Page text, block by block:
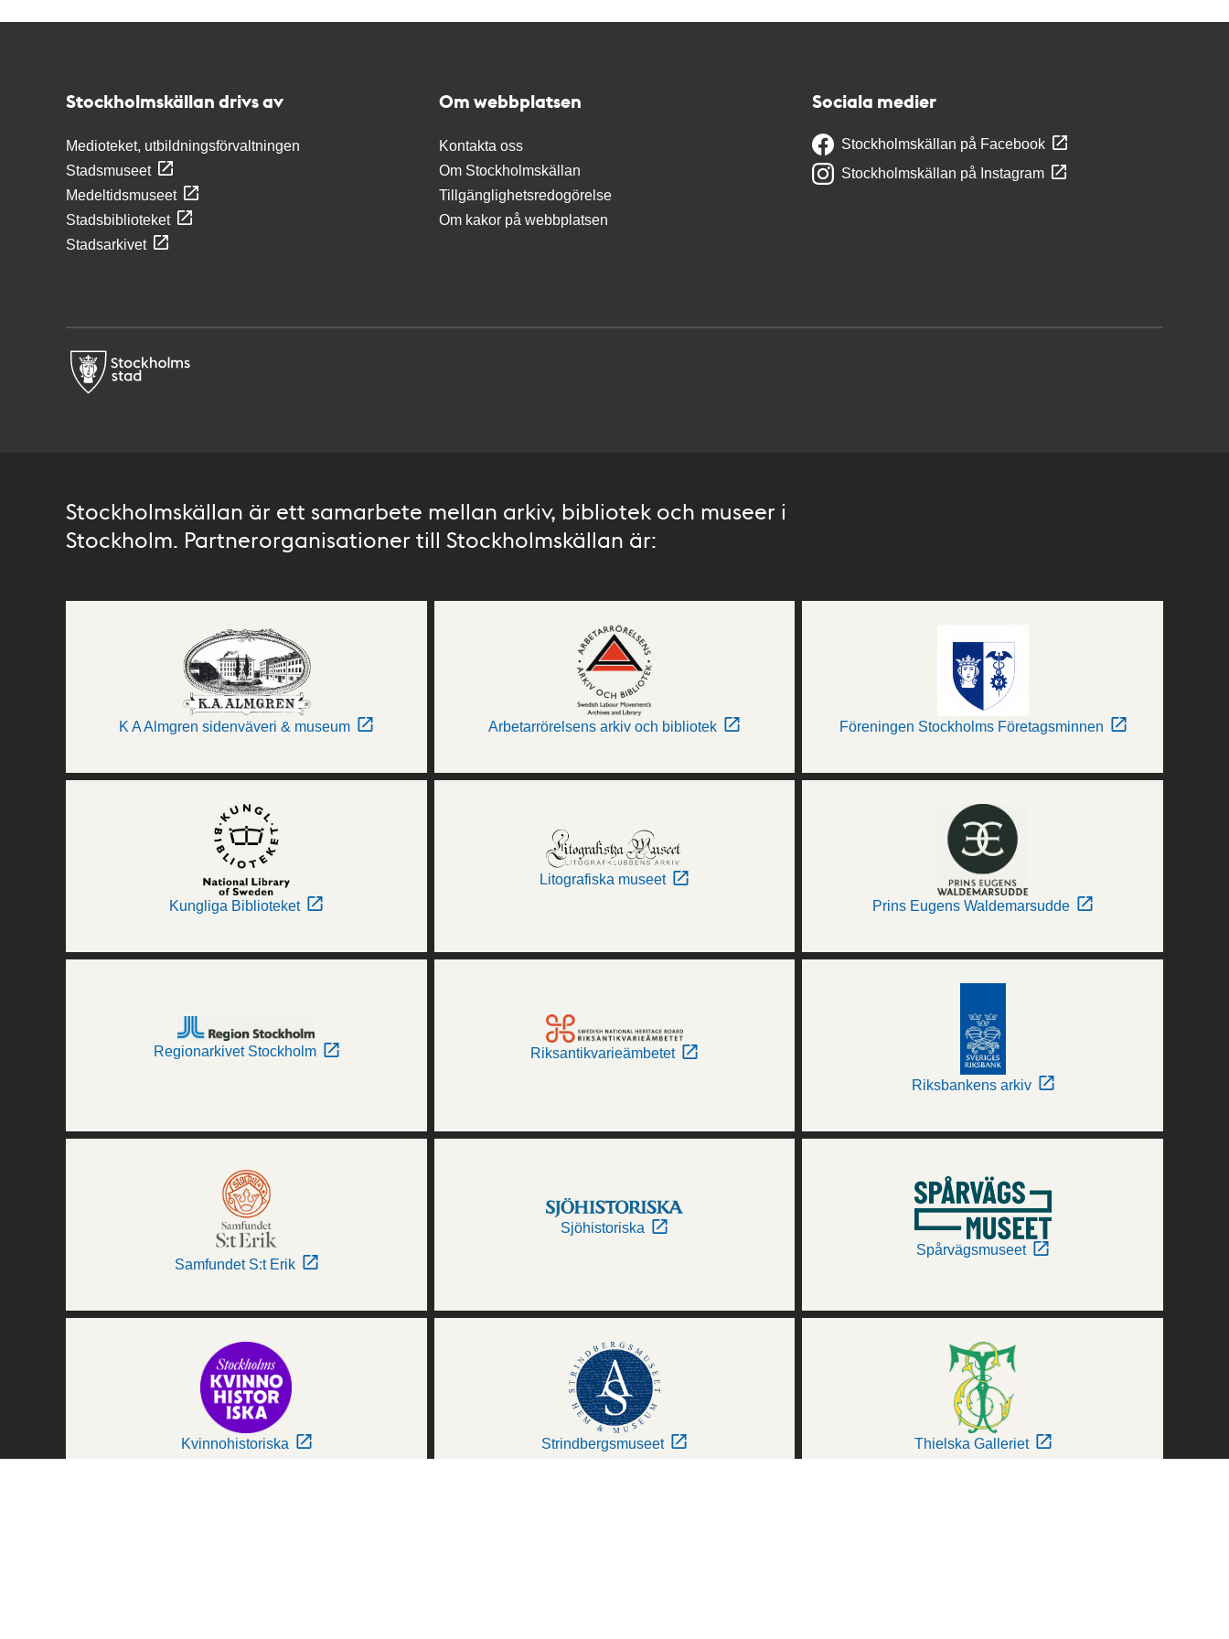
Stockholmskällan drivs av
Medioteket, utbildningsförvaltningen
Stadsmuseet
Medeltidsmuseet
Stadsbiblioteket
Stadsarkivet
Om webbplatsen
Kontakta oss
Om Stockholmskällan
Tillgänglighetsredogörelse
Om kakor på webbplatsen
Sociala medier
Stockholmskällan på Facebook
Stockholmskällan på Instagram
Stockholmskällan är ett samarbete mellan arkiv, bibliotek och museer i
Stockholm. Partnerorganisationer till Stockholmskällan är:
K A Almgren sidenväveri & museum Arbetarrörelsens arkiv och bibliotek Föreningen Stockholms Företagsminnen
Kungliga Biblioteket
Litografiska museet
Prins Eugens Waldemarsudde
Regionarkivet Stockholm Riksantikvarieämbetet
Riksbankens arkiv
Samfundet S:t Erik
Sjöhistoriska
Spårvägsmuseet
Kvinnohistoriska Strindbergsmuseet Thielska Galleriet